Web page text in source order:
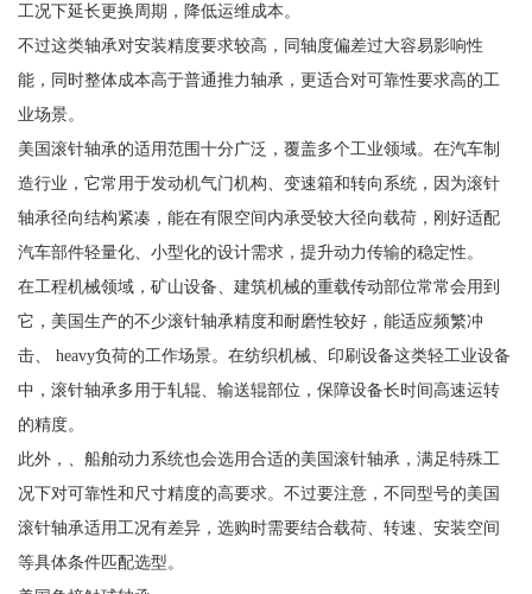
工况下延长更换周期，降低运维成本。
不过这类轴承对安装精度要求较高，同轴度偏差过大容易影响性
能，同时整体成本高于普通推力轴承，更适合对可靠性要求高的工
业场景。
美国滚针轴承的适用范围十分广泛，覆盖多个工业领域。在汽车制
造行业，它常用于发动机气门机构、变速箱和转向系统，因为滚针
轴承径向结构紧凑，能在有限空间内承受较大径向载荷，刚好适配
汽车部件轻量化、小型化的设计需求，提升动力传输的稳定性。
在工程机械领域，矿山设备、建筑机械的重载传动部位常常会用到
它，美国生产的不少滚针轴承精度和耐磨性较好，能适应频繁冲
击、 heavy负荷的工作场景。在纺织机械、印刷设备这类轻工业设备
中，滚针轴承多用于轧辊、输送辊部位，保障设备长时间高速运转
的精度。
此外，、船舶动力系统也会选用合适的美国滚针轴承，满足特殊工
况下对可靠性和尺寸精度的高要求。不过要注意，不同型号的美国
滚针轴承适用工况有差异，选购时需要结合载荷、转速、安装空间
等具体条件匹配选型。